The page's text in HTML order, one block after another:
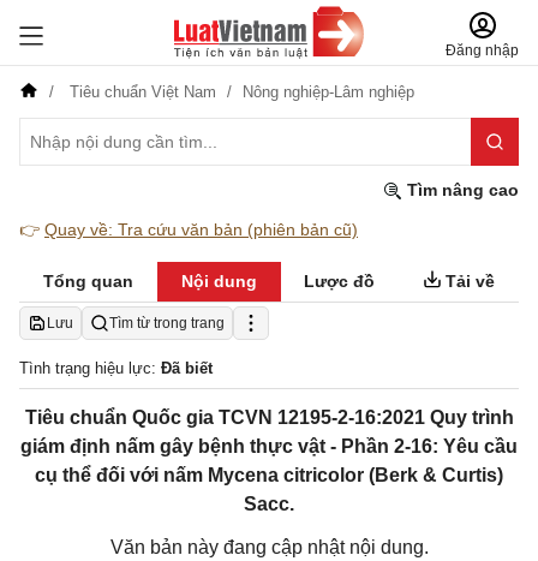
Đăng nhập
Tiêu chuẩn Việt Nam Nông nghiệp-Lâm nghiệp
Tìm nâng cao
👉 Quay về: Tra cứu văn bản (phiên bản cũ)
Tổng quan Nội dung Lược đồ Tải về
Lưu Tìm từ trong trang
Tình trạng hiệu lực: Đã biết
Tiêu chuẩn Quốc gia TCVN 12195-2-16:2021 Quy trình
giám định nấm gây bệnh thực vật - Phần 2-16: Yêu cầu
cụ thể đối với nấm Mycena citricolor (Berk & Curtis)
Sacc.
Văn bản này đang cập nhật nội dung.